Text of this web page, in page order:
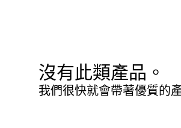
沒有此類產品。
我們很快就會帶著優質的